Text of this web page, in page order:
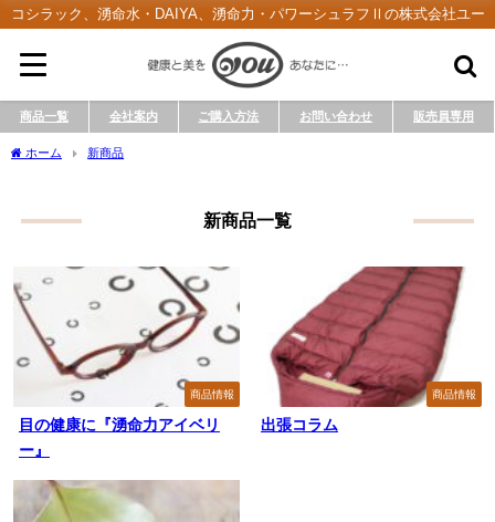
コシラック、湧命水・DAIYA、湧命力・パワーシュラフⅡの株式会社ユー
商品一覧 会社案内 ご購入方法 お問い合わせ 販売員専用
ホーム 新商品
新商品一覧
商品情報
目の健康に『湧命力アイベリ
ー』
商品情報
出張コラム